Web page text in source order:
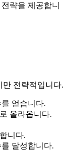
략을 제공합니
만 전략적입니다.
얻습니다.
올라옵니다.
니다.
달성합니다.